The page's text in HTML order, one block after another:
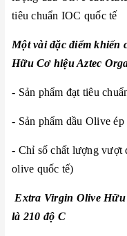
tiêu chuẩn IOC quốc tế
Một vài đặc điểm
Hữu Cơ hiệu Aztec
- Sản phẩm đạt tiêu
- Sản phẩm dầu Olive
- Chỉ số chất lượng vượt
olive quốc tế)
Extra Virgin Olive Hữu
là 210 độ C